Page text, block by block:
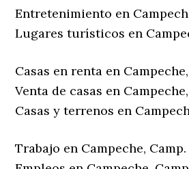
Entretenimiento en
Lugares turísticos en
Casas en renta en
Venta de casas en
Casas y terrenos en
Trabajo en Campeche, Camp.